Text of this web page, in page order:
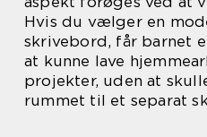
Hvis du vælger en
skrivebord, får barnet
at kunne lave
projekter, uden at
rummet til et separat